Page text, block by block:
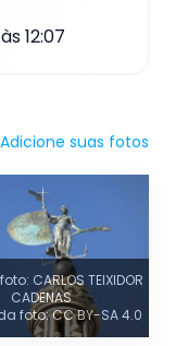
12:07
Adicione suas fotos
CARLOS TEIXIDOR
CADENAS
foto: CC BY-SA 4.0